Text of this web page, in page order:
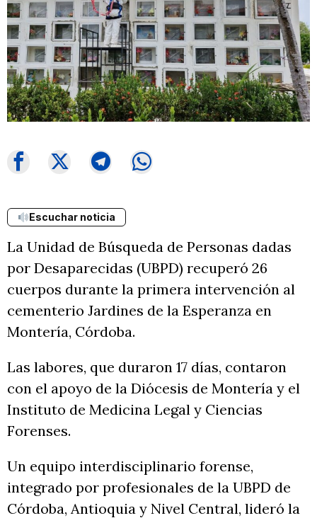
Escuchar noticia
La Unidad de Búsqueda de Personas dadas
por Desaparecidas (UBPD) recuperó 26
cuerpos durante la primera intervención al
cementerio Jardines de la Esperanza en
Montería, Córdoba.
Las labores, que duraron 17 días, contaron
con el apoyo de la Diócesis de Montería y el
Instituto de Medicina Legal y Ciencias
Forenses.
Un equipo interdisciplinario forense,
integrado por profesionales de la UBPD de
Córdoba, Antioquia y Nivel Central, lideró la